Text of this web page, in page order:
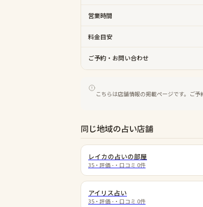
営業時間
料金目安
ご予約・お問い合わせ
こちらは店舗情報の掲載ページです。ご
同じ地域の占い店舗
レイカの占いの部屋
35 ・評価 - ・口コミ 0件
アイリス占い
35 ・評価 - ・口コミ 0件